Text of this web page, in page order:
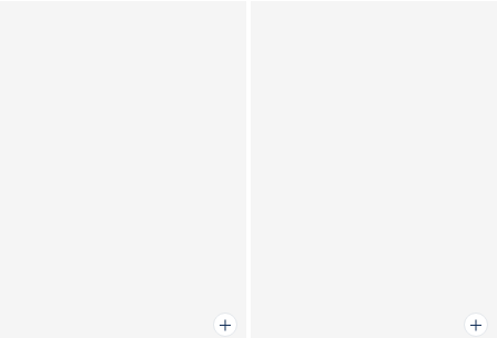
Añadir a la cesta